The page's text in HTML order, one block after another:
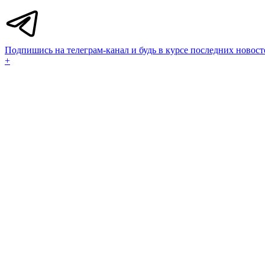
Подпишись на телеграм-канал и будь в курсе последних
+